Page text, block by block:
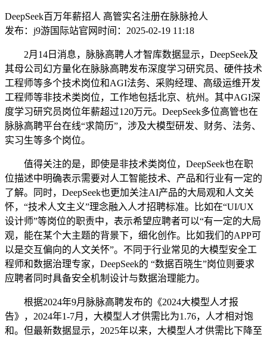
DeepSeek百万年薪招人 高管实名注册在脉脉抢人
发布：j9游国际站官网 时间：2025-02-19 11:18
2月14日消息，脉脉高聘人才智库数据显示，DeepSeek及
其母公司幻方量化在脉脉高聘发布深度学习研究员、硬件技术
工程师等多个技术岗位和AGI法务、采购经理、高级运维开发
工程师等非技术类岗位，工作地包括北京、杭州。其中AGI深
度学习研究员岗位年薪超过120万元。DeepSeek多位高管也在
脉脉高聘平台在线“求简历”，涉及大模型研发、财务、法务、
实习生等多个岗位。
值得关注的是，即使是非技术类岗位，DeepSeek也在职
位描述中明确表示需要对人工智能技术、产品和行业有一定的
了解。同时，DeepSeek也更加关注AI产品的大局观和人文关
怀，“技术人文主义”理念融入人才招聘标准。比如在“UI/UX
设计师”等岗位的职责中，表示希望应聘者可以“有一定的大局
观，能在某个大主题的背景下，细化创作。比如我们的APP可
以是交互偏向的人文关怀”。不同于行业常见的大模型安全工
程师和数据治理专家，DeepSeek的 “数据百晓生”岗位则要求
应聘者同时具备安全机制设计与数据治理能力。
根据2024年9月脉脉高聘发布的《2024大模型人才报
告》，2024年1-7月，大模型人才供需比为1.76，人才相对饱
和。但最新数据显示，2025年以来，大模型人才供需比下降至